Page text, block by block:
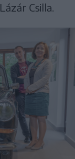
Csilla.